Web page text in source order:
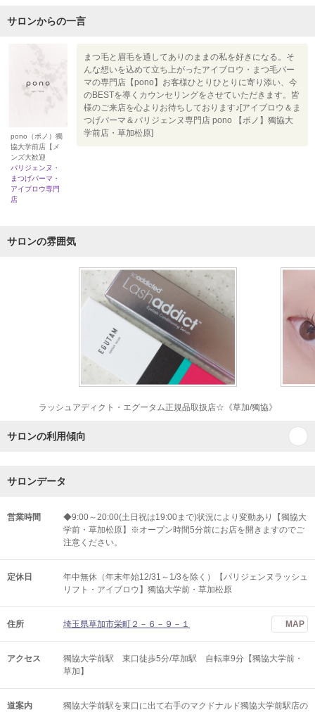
サロンからの一言
pono（ポノ）獨
協大学前店【メ
ンズ大歓迎
パリジェンヌ・
まつげパーマ・
アイブロウ専門
店
まつ毛と眉毛を通してありのままの私を好きになる。そ
んな想いを込めて立ち上がったアイブロウ・まつ毛パー
マの専門店【pono】お客様ひとりひとりに寄り添い、今
のBESTを導くカウンセリングをさせていただきます。皆
様のご来店を心よりお待ちしております♪[アイブロウ＆ま
つげパーマ＆パリジェンヌ専門店 pono 【ポノ】獨協大
学前店・草加松原]
サロンの雰囲気
ラッシュアディクト・エグータム正規品取扱店☆《草加/獨協》
サロンの利用傾向
サロンデータ
営業時間
◆9:00～20:00(土日祝は19:00まで)状況により変動あり【獨協大
学前・草加松原】※オープン時間5分前にお店を開きますのでご
注意ください。
定休日
年中無休（年末年始12/31～1/3を除く）【パリジェンヌラッシュ
リフト・アイブロウ】獨協大学前・草加松原
住所 埼玉県草加市栄町２－６－９－１ MAP
アクセス
獨協大学前駅 東口徒歩5分/草加駅 自転車9分【獨協大学前・
草加】
道案内 獨協大学前駅を東口に出て右手のマクドナルド獨協大学前駅店の